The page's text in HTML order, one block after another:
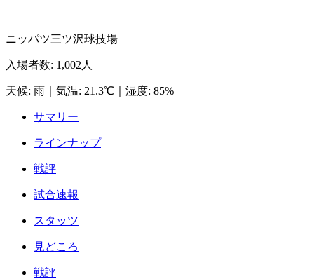
ニッパツ三ツ沢球技場
入場者数: 1,002人
天候: 雨 気温: 21.3℃ 湿度: 85%
サマリー
ラインナップ
戦評
試合速報
スタッツ
見どころ
戦評